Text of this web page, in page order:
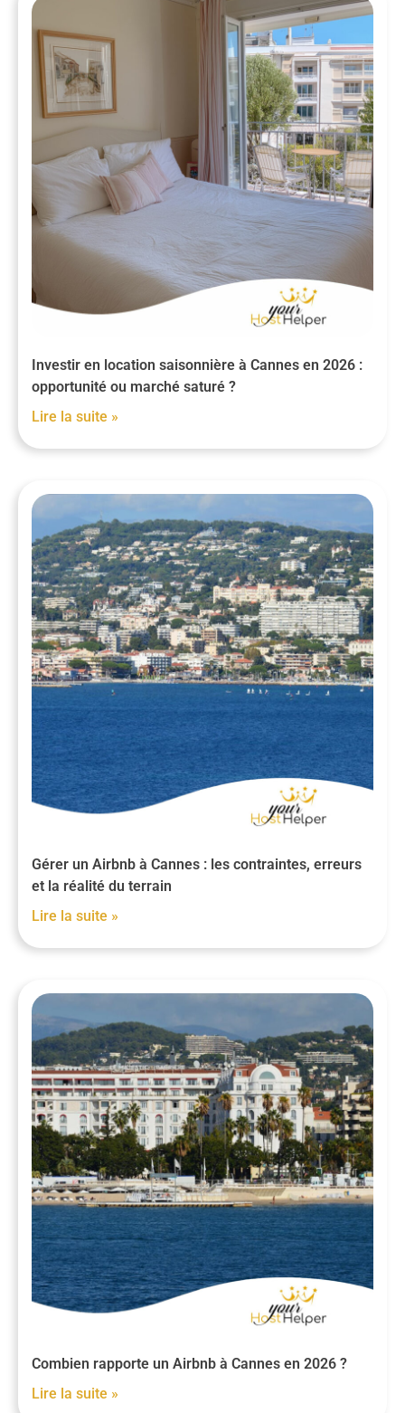
Investir en location saisonnière à Cannes en 2026 :
opportunité ou marché saturé ?
Lire la suite »
Gérer un Airbnb à Cannes : les contraintes, erreurs
et la réalité du terrain
Lire la suite »
Combien rapporte un Airbnb à Cannes en 2026 ?
Lire la suite »